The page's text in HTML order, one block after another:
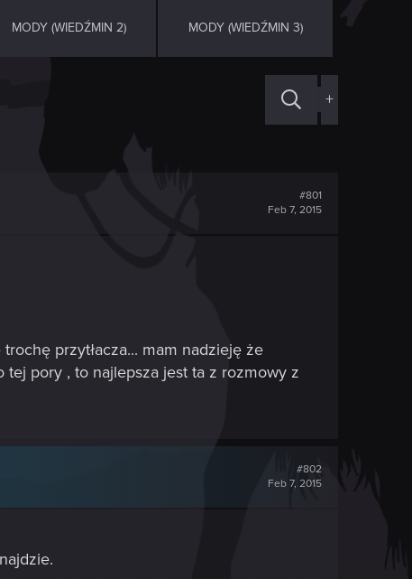
MODY (WIEDŹMIN 2) MODY (WIEDŹMIN 3)
+
#801
Feb 7, 2015
przytłacza... mam nadzieję że
pory , to najlepsza jest ta z rozmowy z
#802
Feb 7, 2015